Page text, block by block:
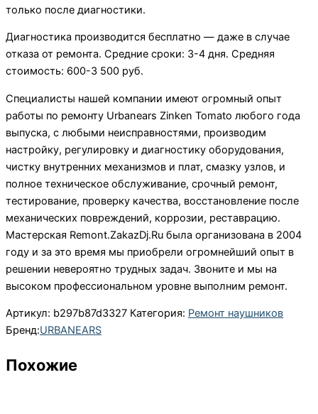
только после диагностики.
Диагностика производится бесплатно — даже в случае
отказа от ремонта. Средние сроки: 3-4 дня. Средняя
стоимость: 600-3 500 руб.
Специалисты нашей компании имеют огромный опыт
работы по ремонту Urbanears Zinken Tomato любого года
выпуска, с любыми неисправностями, производим
настройку, регулировку и диагностику оборудования,
чистку внутренних механизмов и плат, смазку узлов, и
полное техническое обслуживание, срочный ремонт,
тестирование, проверку качества, восстановление после
механических повреждений, коррозии, реставрацию.
Мастерская Remont.ZakazDj.Ru была организована в 2004
году и за это время мы приобрели огромнейший опыт в
решении невероятно трудных задач. Звоните и мы на
высоком профессиональном уровне выполним ремонт.
Артикул: b297b87d3327 Категория: Ремонт наушников
Бренд:URBANEARS
Похожие